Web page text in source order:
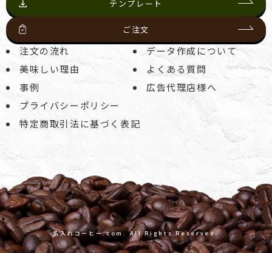
注文の流れ
データ作成について
美味しい理由
よくある質問
事例
広告代理店様へ
プライバシーポリシー
特定商取引法に基づく表記
テンプレート
ご注文
名入れコーヒー.com. All Rights Reserved.